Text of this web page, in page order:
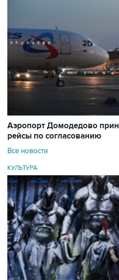
Аэропорт Домодедово
рейсы по согласованию
Все новости
КУЛЬТУРА